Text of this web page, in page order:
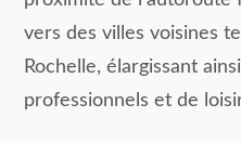
vers des villes voisines
Rochelle, élargissant
professionnels et de